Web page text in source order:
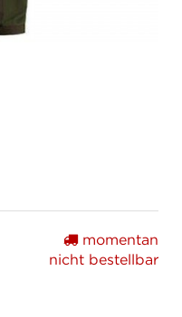
momentan
nicht bestellbar